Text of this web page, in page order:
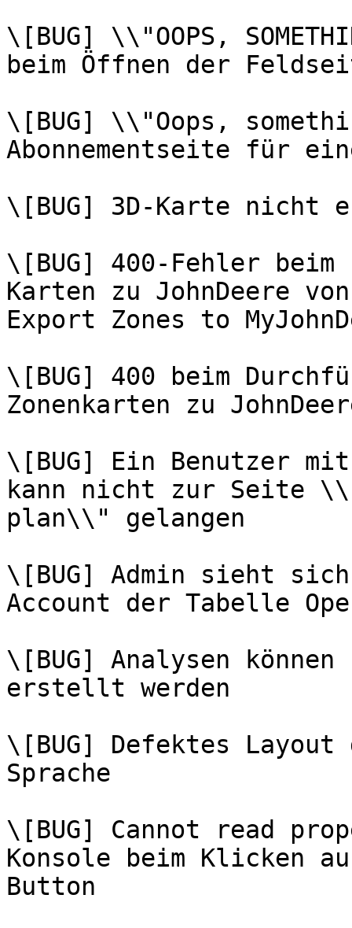
\[BUG] \\"OOPS,
beim Öffnen der
\[BUG] \\"Oops,
Abonnementseite für
\[BUG] 3D-Karte nicht
\[BUG] 400-Fehler
Karten zu JohnDeere
Export Zones to
\[BUG] 400 beim
Zonenkarten zu
\[BUG] Ein Benutzer
kann nicht zur Seite
plan\\" gelangen
\[BUG] Admin sieht
Account der Tabelle
\[BUG] Analysen
erstellt werden
\[BUG] Defektes
Sprache
\[BUG] Cannot read
Konsole beim Klicken
Button